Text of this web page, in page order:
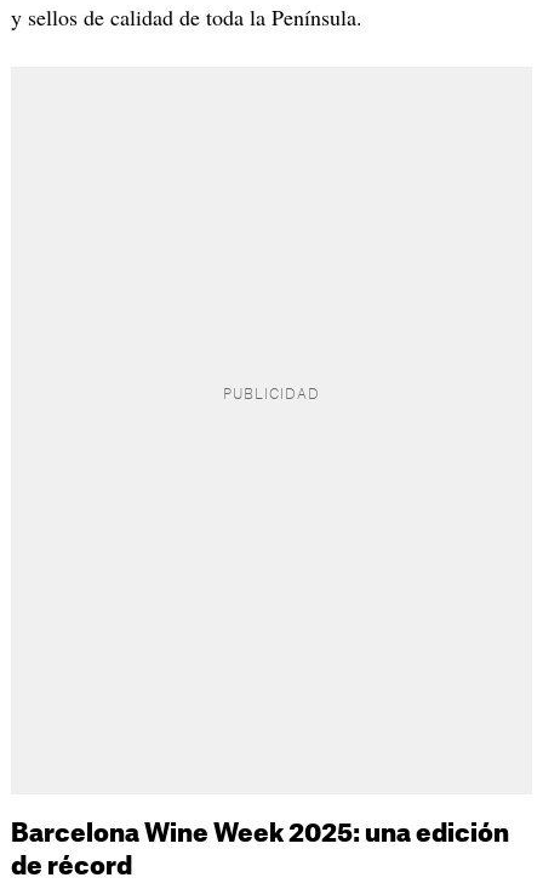
y sellos de calidad de toda la Península.
Barcelona Wine Week 2025: una edición
de récord